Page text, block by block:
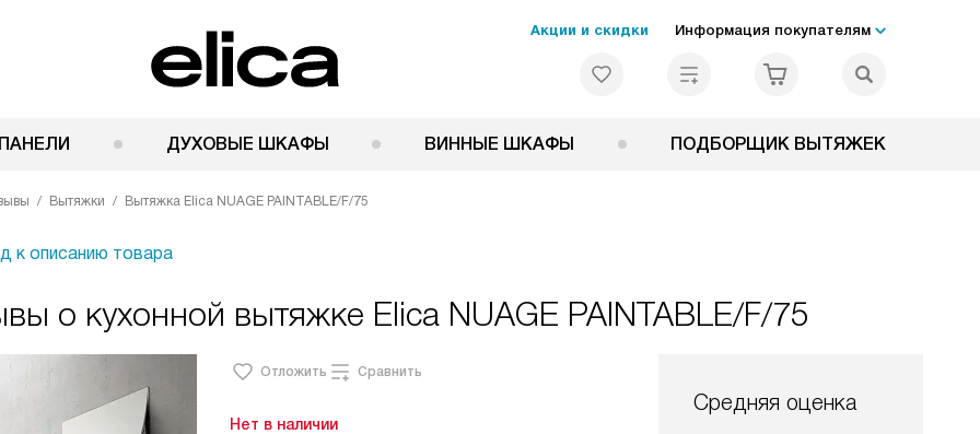
Акции и скидки Информация покупателям
ДУХОВЫЕ ШКАФЫ ВИННЫЕ ШКАФЫ ПОДБОРЩИК ВЫТЯЖЕК
Вытяжки Вытяжка Elica NUAGE PAINTABLE/F/75
к описанию товара
о кухонной вытяжке Elica NUAGE PAINTABLE/F/75
Отложить Сравнить
Нет в наличии
Средняя оценка